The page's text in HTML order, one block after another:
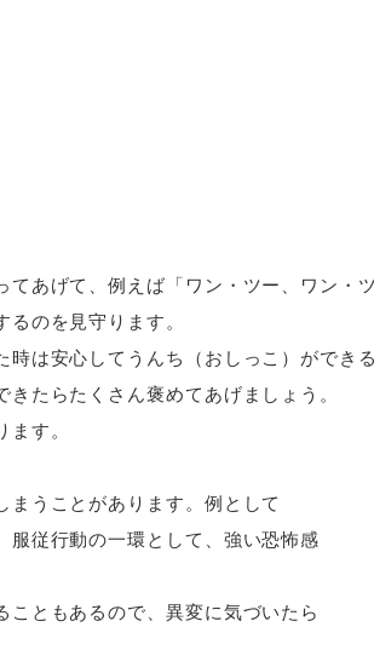
あげて、例えば「ワン・ツー、ワン・ツ
のを見守ります。
は安心してうんち（おしっこ）ができ
たらたくさん褒めてあげましょう。
す。
うことがあります。例として
服従行動の一環として、強い恐怖感
ともあるので、異変に気づいたら